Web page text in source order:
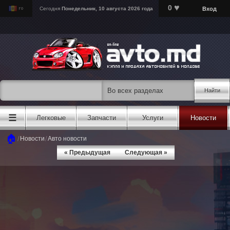
Сегодня Понедельник, 10 августа 2026 года 0 ♥ Вход
Найти
☰ Легковые Запчасти Услуги Новости
🏠 / Новости/Авто новости
« Предыдущая
Следующая »